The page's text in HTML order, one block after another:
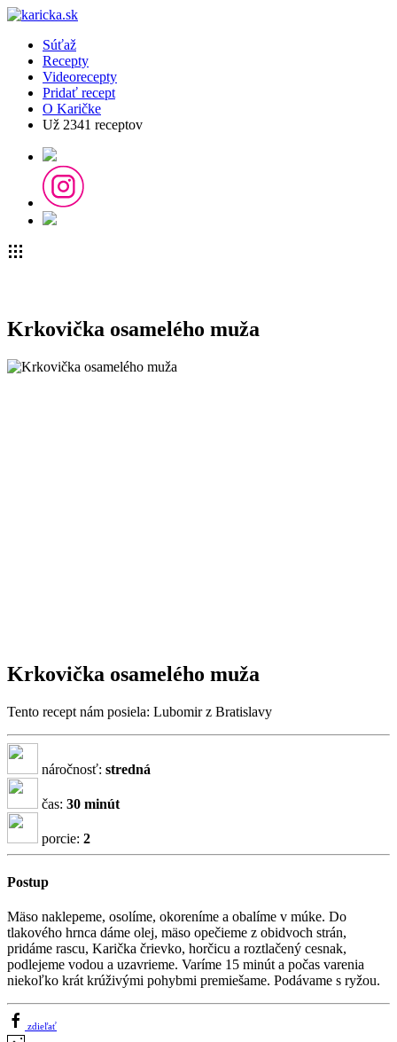
Súťaž
Recepty
Videorecepty
Pridať recept
O Karičke
Už 2341 receptov
Krkovička osamelého muža
Krkovička osamelého muža
Tento recept nám posiela: Lubomir z Bratislavy
náročnosť: stredná
čas: 30 minút
porcie: 2
Postup
Mäso naklepeme, osolíme, okoreníme a obalíme v múke. Do
tlakového hrnca dáme olej, mäso opečieme z obidvoch strán,
pridáme rascu, Karička črievko, horčicu a roztlačený cesnak,
podlejeme vodou a uzavrieme. Varíme 15 minút a počas varenia
niekoľko krát krúživými pohybmi premiešame. Podávame s ryžou.
zdieľať